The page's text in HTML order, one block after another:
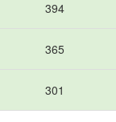
394
365
301